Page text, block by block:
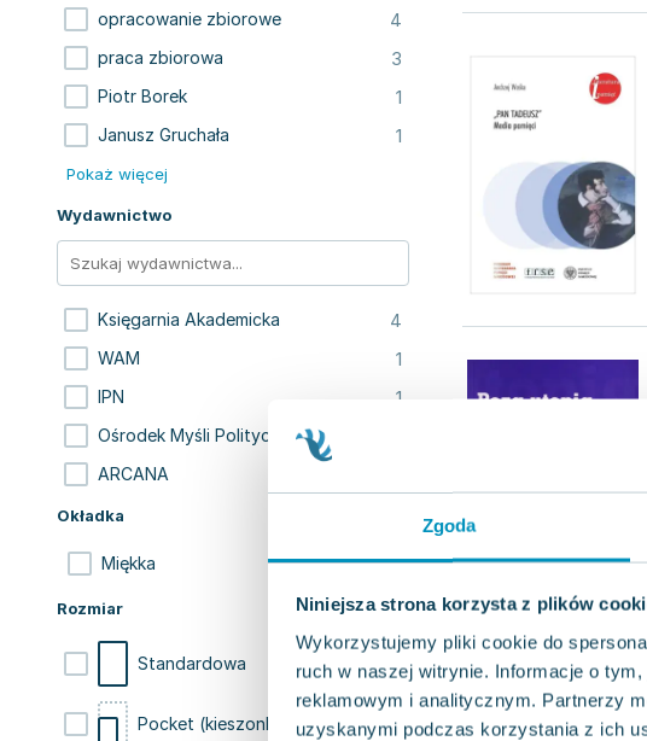
Zgoda
Niniejsza strona korzysta z plików
Wykorzystujemy pliki cookie do
ruch w naszej witrynie. Informacje o
reklamowym i analitycznym. Partnerzy
uzyskanymi podczas korzystania z ich
opracowanie zbiorowe 4
praca zbiorowa 3
Piotr Borek 1
Janusz Gruchała 1
Pokaż więcej
Wydawnictwo
Księgarnia Akademicka 4
WAM 1
IPN 1
Ośrodek Myśli Politycznej
ARCANA
Okładka
Miękka 8
Rozmiar
Standardowa 6
Pocket (kieszonkowa) 2